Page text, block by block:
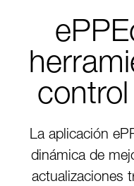
La aplicación
dinámica de
actualizaciones